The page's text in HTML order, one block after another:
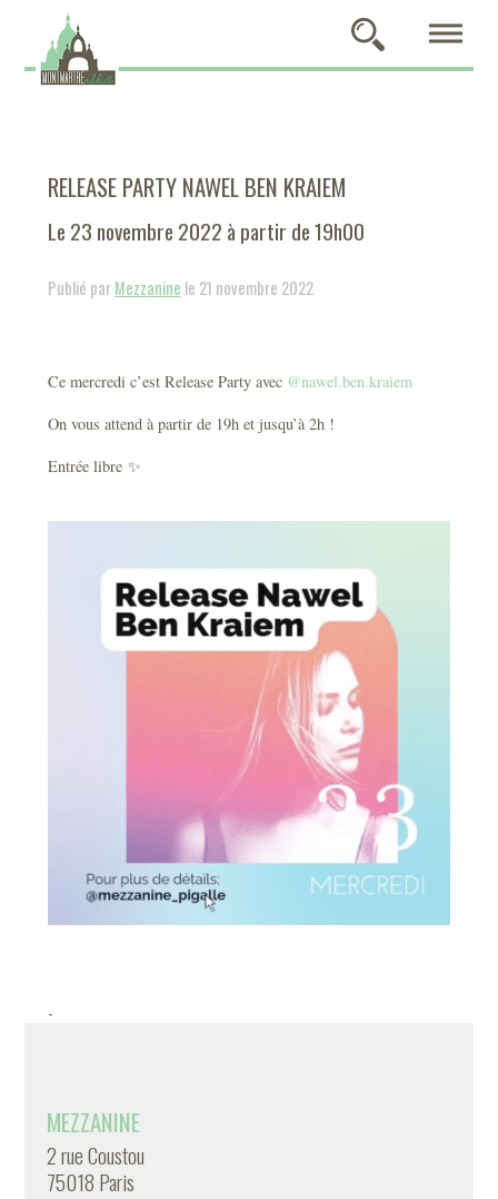
RELEASE PARTY NAWEL BEN KRAIEM
Le 23 novembre 2022 à partir de 19h00
Publié parMezzanine le 21 novembre 2022
Ce mercredi c’est Release Party avec @nawel.ben.kraiem
On vous attend à partir de 19h et jusqu’à 2h !
Entrée libre ✨
-
MEZZANINE
2 rue Coustou
75018 Paris